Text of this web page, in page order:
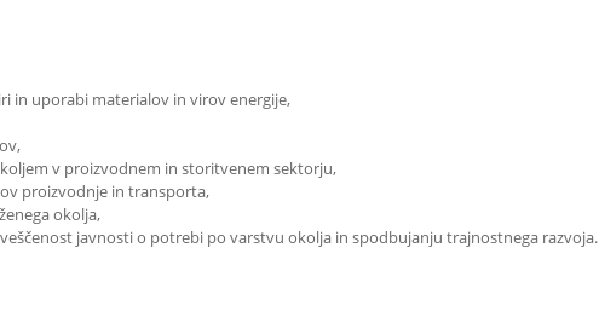
in uporabi materialov in virov energije,
v proizvodnem in storitvenem sektorju,
proizvodnje in transporta,
okolja,
javnosti o potrebi po varstvu okolja in spodbujanju trajnostnega razvoja.